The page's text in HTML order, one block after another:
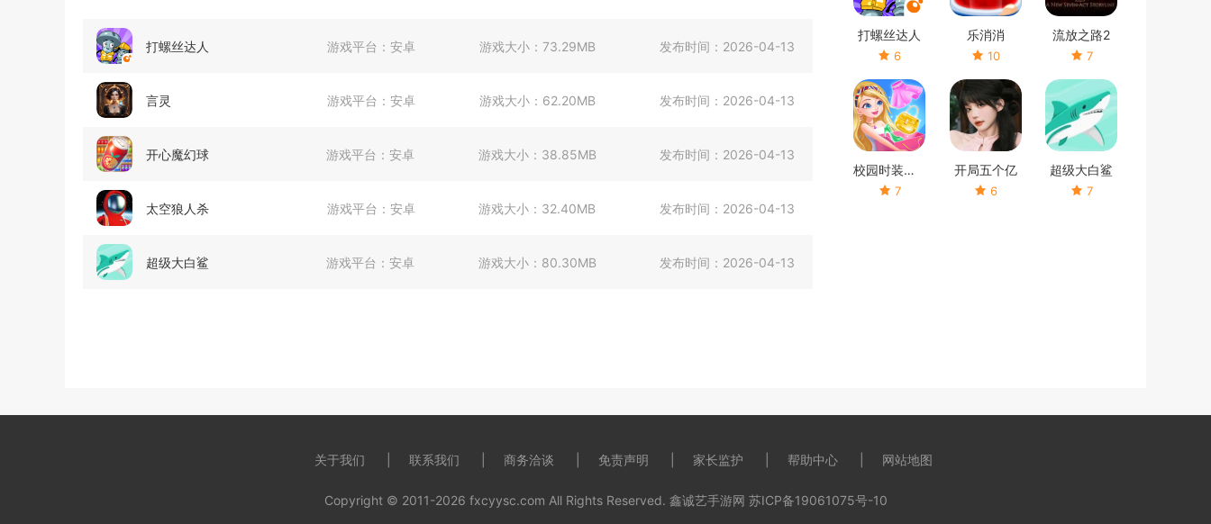
打螺丝达人 游戏平台： 安卓 游戏大小： 73.29MB 发布时间： 2026-04-13
言灵 游戏平台： 安卓 游戏大小： 62.20MB 发布时间： 2026-04-13
开心魔幻球 游戏平台：安卓 游戏大小： 38.85MB 发布时间： 2026-04-13
太空狼人杀 游戏平台： 安卓 游戏大小： 32.40MB 发布时间： 2026-04-13
超级大白鲨 游戏平台：安卓 游戏大小： 80.30MB 发布时间： 2026-04-13
打螺丝达人
6
乐消消
10
流放之路2
7
校园时装店破解版
7
开局五个亿
6
超级大白鲨
7
关于我们 联系我们 商务洽谈 免责声明 家长监护 帮助中心 网站地图
Copyright © 2011-2026 fxcyysc.com All Rights Reserved. 鑫诚艺手游网 苏ICP备19061075号-10